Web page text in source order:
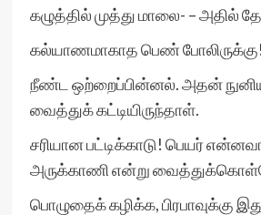
கழுத்தில் முத்து மாலை- – அதில்
கல்யாணமாகாத பெண்
நீண்ட ஒற்றைப்பின்னல். அதன்
வைத்துக் கட்டியிருந்தாள்.
சரியான பட்டிக்காடு! பெயர்
அருக்காணி என்று
பொழுதைக் கழிக்க, பிரபாவுக்கு